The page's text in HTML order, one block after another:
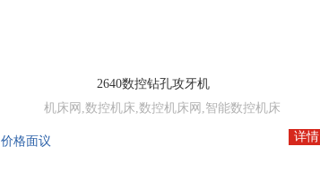
2640数控钻孔攻牙机
机床网,数控机床,数控机床网,智能数控机床
价格面议 详情